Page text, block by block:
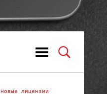
Новые лицензии